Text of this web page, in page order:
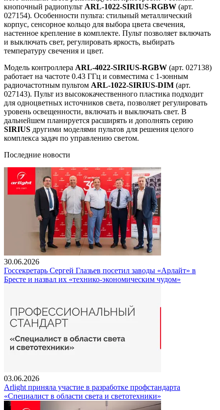
кнопочный радиопульт ARL-1022-SIRIUS-RGBW (арт.
027154). Особенности пульта: стильный металлический
корпус, сенсорное кольцо для выбора цвета свечения,
настенное крепление в комплекте. Пульт позволяет включать
и выключать свет, регулировать яркость, выбирать
температуру свечения и цвет.
Модель контроллера ARL-4022-SIRIUS-RGBW (арт. 027138)
работает на частоте 0.43 ГГц и совместима с 1-зонным
радиочастотным пультом ARL-1022-SIRIUS-DIM (арт.
027143). Пульт из высококачественного пластика подходит
для одноцветных источников света, позволяет регулировать
уровень освещенности, включать и выключать свет. В
дальнейшем планируется расширять и дополнять серию
SIRIUS другими моделями пультов для решения целого
комплекса задач по управлению светом.
Последние новости
30.06.2026
Госсекретарь Сергей Глазьев посетил заводы «Арлайт» в
Бресте и назвал их «технико-экономическим чудом»
03.06.2026
Arlight приняла участие в разработке профстандарта
«Специалист в области света и светотехники»